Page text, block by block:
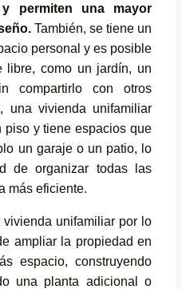
permiten una mayor
También, se tiene un
personal y es posible
libre, como un jardín, un
compartirlo con otros
una vivienda unifamiliar
piso y tiene espacios que
un garaje o un patio, lo
de organizar todas las
más eficiente.
unifamiliar por lo
ampliar la propiedad en
espacio, construyendo
una planta adicional o